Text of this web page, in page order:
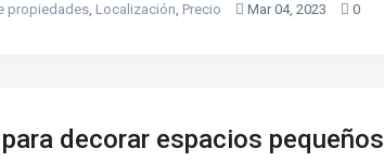
propiedades, Localización, Precio Mar 04, 2023 0
decorar espacios pequeños